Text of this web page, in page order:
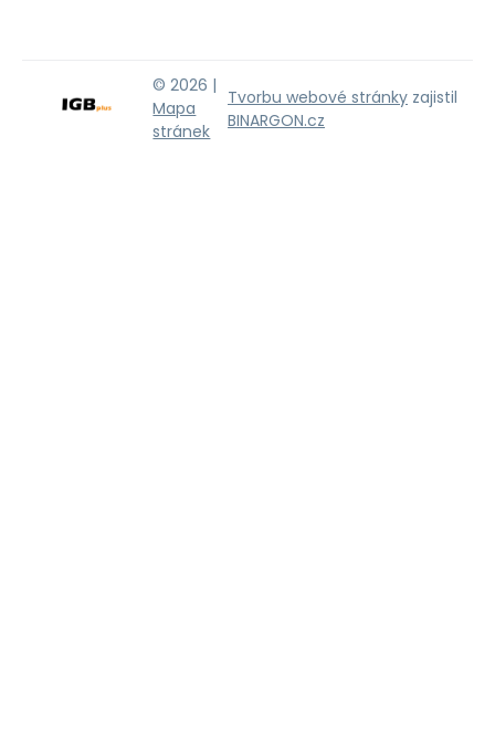
© 2026 |
Mapa
stránek
Tvorbu webové stránky zajistil
BINARGON.cz